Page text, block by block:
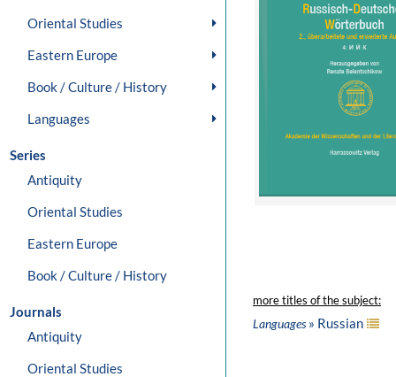
Oriental Studies
Eastern Europe
Book / Culture / History
Languages
Series
Antiquity
Oriental Studies
Eastern Europe
Book / Culture / History
Journals
Antiquity
Oriental Studies
more titles of the subject:
Languages» Russian